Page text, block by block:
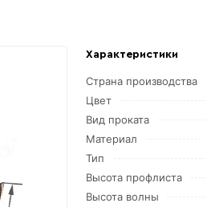
Характеристики
Страна производства
Цвет
Вид проката
Материал
Тип
Высота профлиста
Высота волны